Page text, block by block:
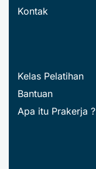
Kontak
Kelas Pelatihan
Bantuan
Apa itu Prakerja ?